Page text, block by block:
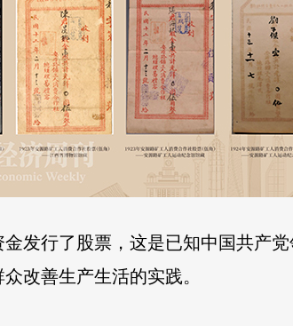
发行了股票，这是已知中国共产
改善生产生活的实践。